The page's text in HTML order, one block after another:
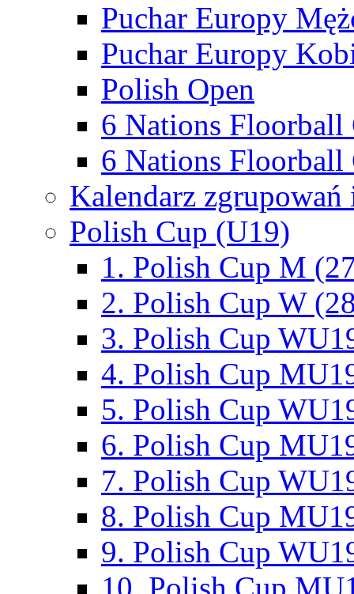
Puchar Europy
Puchar Europy
Polish Open
6 Nations Floorball
6 Nations Floorball
Kalendarz
Polish Cup (U19)
1. Polish Cup M
2. Polish Cup W
3. Polish Cup
4. Polish Cup
5. Polish Cup
6. Polish Cup
7. Polish Cup
8. Polish Cup
9. Polish Cup
10. Polish Cup